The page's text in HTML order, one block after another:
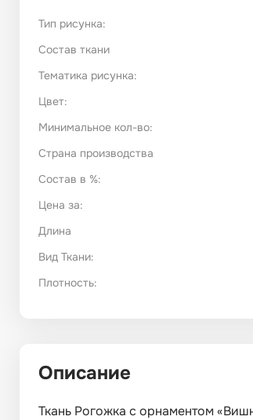
Тип рисунка:
Состав ткани
Тематика рисунка:
Цвет:
Минимальное кол-во:
Страна производства
Состав в %:
Цена за:
Длина
Вид Ткани:
Плотность:
Описание
Ткань Рогожка с орнаментом